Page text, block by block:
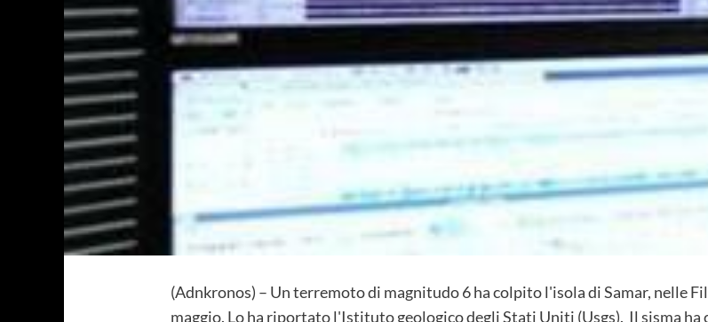
(Adnkronos) – Un terremoto di magnitudo 6 ha colpito l'isola di Samar, nelle
maggio. Lo ha riportato l'Istituto geologico degli Stati Uniti (Usgs). Il sisma